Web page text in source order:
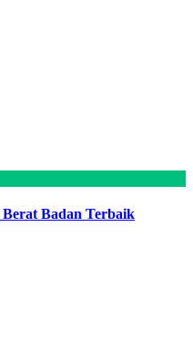
Berat Badan Terbaik